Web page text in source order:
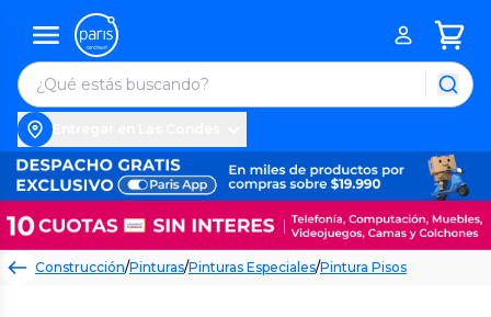
Construcción/Pinturas/Pinturas Especiales/Pintura Pisos